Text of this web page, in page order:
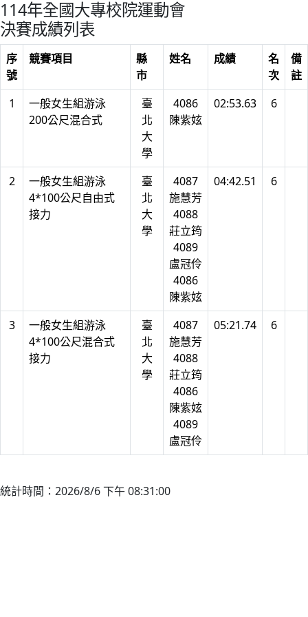
114年全國大專校院運動會
決賽成績列表
序
號
競賽項目
縣
市
姓名 成績
名
次
備
註
1
一般女生組游泳
200公尺混合式
臺
北
大
學
4086
陳紫妶
02:53.63 6
2
一般女生組游泳
4*100公尺自由式
接力
臺
北
大
學
4087
施慧芳
4088
莊立筠
4089
盧冠伶
4086
陳紫妶
04:42.51 6
3
一般女生組游泳
4*100公尺混合式
接力
臺
北
大
學
4087
施慧芳
4088
莊立筠
4086
陳紫妶
4089
盧冠伶
05:21.74 6
統計時間：2026/8/6 下午 08:31:00